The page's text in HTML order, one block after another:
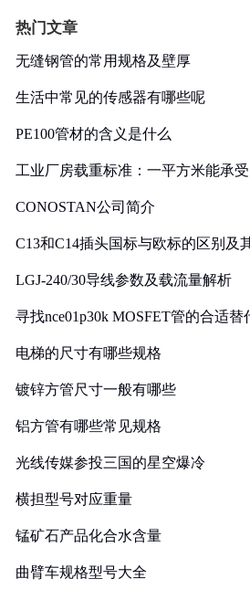
热门文章
无缝钢管的常用规格及壁厚
生活中常见的传感器有哪些呢
PE100管材的含义是什么
工业厂房载重标准：一平方米能承
CONOSTAN公司简介
C13和C14插头国标与欧标的区别及
LGJ-240/30导线参数及载流量解析
寻找nce01p30k MOSFET管的合适替
电梯的尺寸有哪些规格
镀锌方管尺寸一般有哪些
铝方管有哪些常见规格
光线传媒参投三国的星空爆冷
横担型号对应重量
锰矿石产品化合水含量
曲臂车规格型号大全